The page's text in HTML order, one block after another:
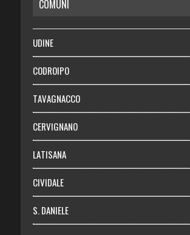
RISPARMIO
SALUTE
Necrologie
Chi siamo
Abbonati
Login
COMUNI
UDINE
CODROIPO
TAVAGNACCO
CERVIGNANO
LATISANA
CIVIDALE
S. DANIELE